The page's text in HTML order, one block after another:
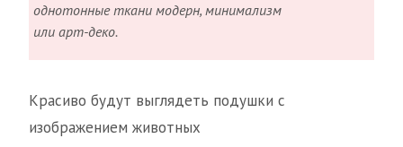
однотонные ткани модерн, минимализм
или арт-деко.
Красиво будут выглядеть подушки с
изображением животных